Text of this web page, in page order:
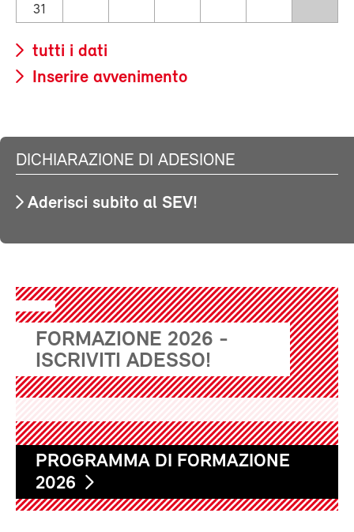
31
tutti i dati
Inserire avvenimento
DICHIARAZIONE DI ADESIONE
Aderisci subito al SEV!
FORMAZIONE 2026 -
ISCRIVITI ADESSO!
PROGRAMMA DI FORMAZIONE
2026